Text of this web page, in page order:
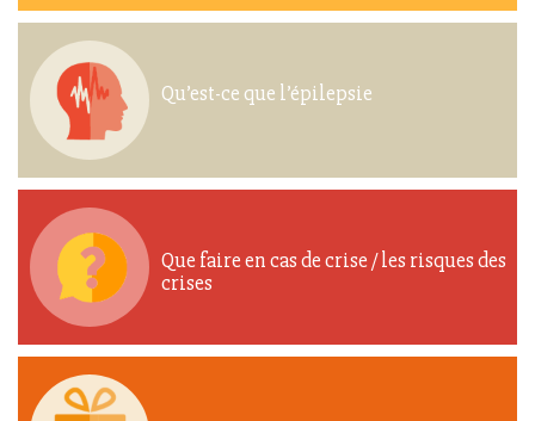
Qu’est-ce que l’épilepsie
Que faire en cas de crise / les risques des
crises